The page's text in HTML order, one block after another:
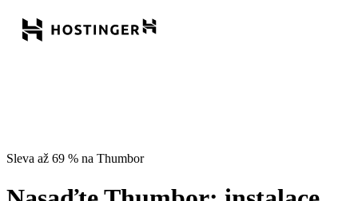
Sleva až 69 % na Thumbor